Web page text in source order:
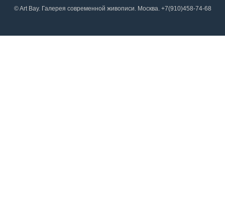
© Art Bay. Галерея современной живописи. Москва. +7(910)458-74-68